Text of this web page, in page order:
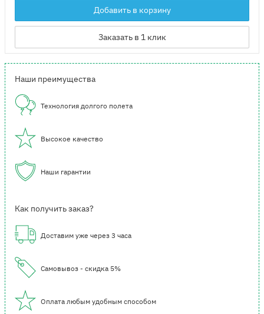
Добавить в корзину
Заказать в 1 клик
Наши преимущества
Технология долгого полета
Высокое качество
Наши гарантии
Как получить заказ?
Доставим уже через 3 часа
Самовывоз - скидка 5%
Оплата любым удобным способом